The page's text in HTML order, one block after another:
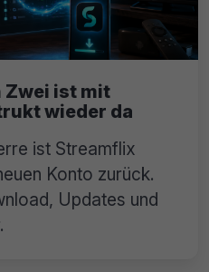
Zwei ist mit
wieder da
ist Streamflix
Konto zurück.
Updates und